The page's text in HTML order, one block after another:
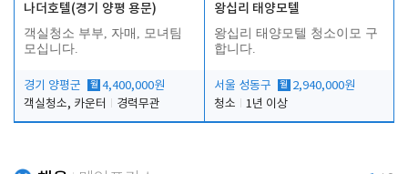
나더호텔(경기 양평 용문)
객실청소 부부, 자매, 모녀팀
모십니다.
경기 양평군 월 4,400,000원
객실청소, 카운터
경력무관
왕십리 태양모텔
왕십리 태양모텔 청소이모 구
합니다.
서울 성동구 월 2,940,000원
청소
1년 이상